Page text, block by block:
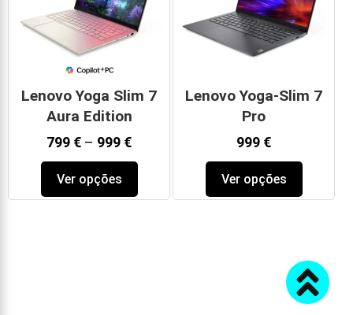
Lenovo Yoga Slim 7
Aura Edition
799 € – 999 €
Ver opções
Lenovo Yoga-Slim 7
Pro
999 €
Ver opções